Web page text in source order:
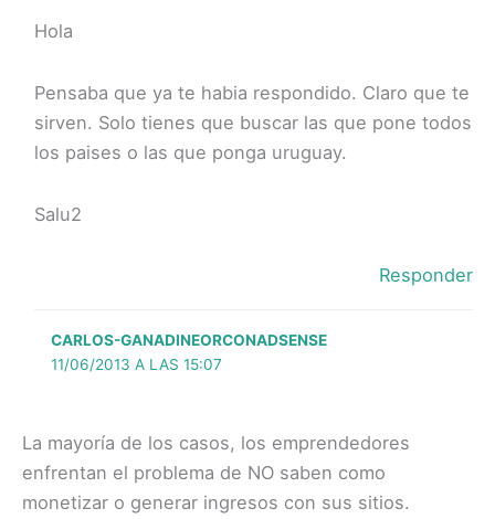
Hola
Pensaba que ya te habia respondido. Claro que te
sirven. Solo tienes que buscar las que pone todos
los paises o las que ponga uruguay.
Salu2
Responder
CARLOS-GANADINEORCONADSENSE
11/06/2013 A LAS 15:07
La mayoría de los casos, los emprendedores
enfrentan el problema de NO saben como
monetizar o generar ingresos con sus sitios.